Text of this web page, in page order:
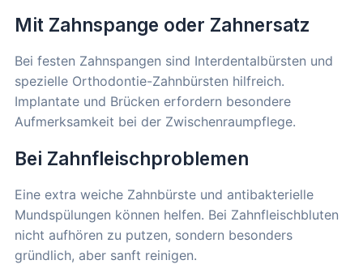
Mit Zahnspange oder Zahnersatz
Bei festen Zahnspangen sind Interdentalbürsten und
spezielle Orthodontie-Zahnbürsten hilfreich.
Implantate und Brücken erfordern besondere
Aufmerksamkeit bei der Zwischenraumpflege.
Bei Zahnfleischproblemen
Eine extra weiche Zahnbürste und antibakterielle
Mundspülungen können helfen. Bei Zahnfleischbluten
nicht aufhören zu putzen, sondern besonders
gründlich, aber sanft reinigen.